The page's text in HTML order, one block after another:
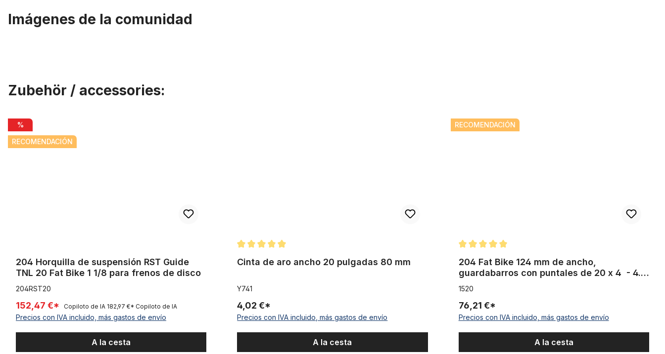
Imágenes de la comunidad
Zubehör / accessories:
204 Horquilla de suspensión RST Guide TNL 20 Fat Bike 1 1/8 para frenos de disco
%
RECOMENDACIÓN
204 Horquilla de suspensión RST Guide
TNL 20 Fat Bike 1 1/8 para frenos de disco
204RST20
152,47 €* Copiloto de IA 182,97 €* Copiloto de IA
Precios con IVA incluido, más gastos de envío
A la cesta
Cinta de aro ancho 20 pulgadas 80 mm
Y741
4,02 €*
Precios con IVA incluido, más gastos de envío
A la cesta
204 Fat Bike 124 mm de ancho, guardabarros con puntales de
RECOMENDACIÓN
204 Fat Bike 124 mm de ancho,
guardabarros con puntales de 20 x 4 - 4.8
pulgadas, en negro mate
1520
76,21 €*
Precios con IVA incluido, más gastos de envío
A la cesta